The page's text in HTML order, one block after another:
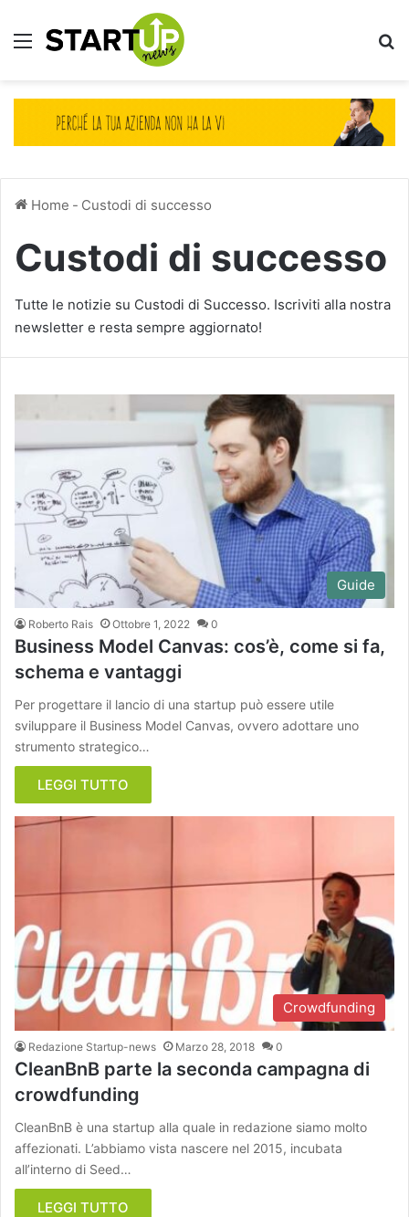
Menu
Home - Custodi di successo
Custodi di successo
Tutte le notizie su Custodi di Successo. Iscriviti alla nostra
newsletter e resta sempre aggiornato!
Guide
Roberto Rais Ottobre 1, 2022 0
Business Model Canvas: cos’è, come si fa,
schema e vantaggi
Per progettare il lancio di una startup può essere utile
sviluppare il Business Model Canvas, ovvero adottare uno
strumento strategico…
LEGGI TUTTO
Crowdfunding
Redazione Startup-news Marzo 28, 2018 0
CleanBnB parte la seconda campagna di
crowdfunding
CleanBnB è una startup alla quale in redazione siamo molto
affezionati. L’abbiamo vista nascere nel 2015, incubata
all’interno di Seed…
LEGGI TUTTO